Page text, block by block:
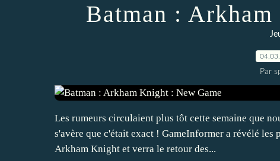
Batman :
Par
Les rumeurs circulaient plus tôt cette semaine que
s'avère que c'était exact ! GameInformer a révélé
Arkham Knight et verra le retour des...